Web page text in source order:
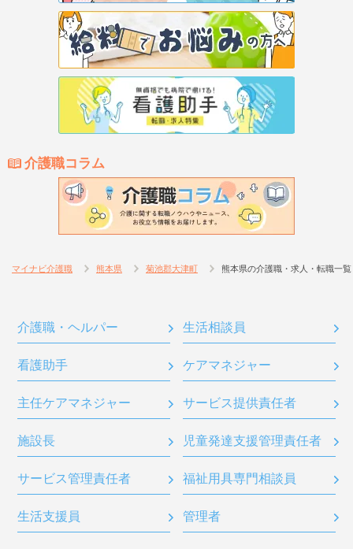
介護職コラム
マイナビ介護職 熊本県 菊池郡大津町 熊本県の介護職・求人・転職一覧
介護職・ヘルパー 生活相談員
看護助手 ケアマネジャー
主任ケアマネジャー サービス提供責任者
施設長 児童発達支援管理責任者
サービス管理責任者 福祉用具専門相談員
生活支援員 管理者